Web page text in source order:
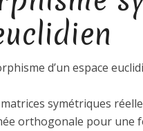
d’un espace
symétriques
orthogonale pour une